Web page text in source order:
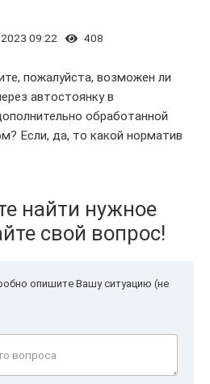
2023 09:22 408
пожалуйста, возможен ли
автостоянку в
обработанной
Если, да, то какой норматив
найти нужное
свой вопрос!
опишите Вашу ситуацию (не